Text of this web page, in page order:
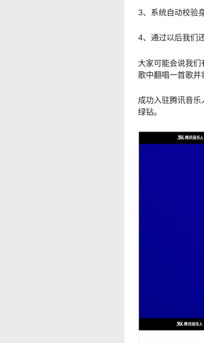
3、系统自动校验
4、通过以后我们
大家可能会说我
歌中翻唱一首歌并
成功入驻腾讯音
绿钻。